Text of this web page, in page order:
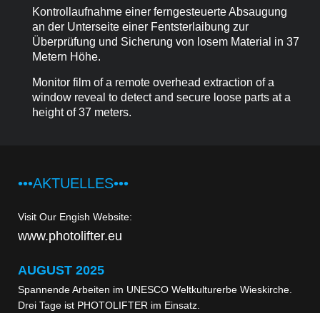
Kontrollaufnahme einer ferngesteuerte Absaugung
an der Unterseite einer Fentsterlaibung zur
Überprüfung und Sicherung von losem Material in 37
Metern Höhe.
Monitor film of a remote overhead extraction of a
window reveal to detect and secure loose parts at a
height of 37 meters.
•••AKTUELLES•••
Visit Our Engish Website:
www.photolifter.eu
AUGUST 2025
Spannende Arbeiten im UNESCO Weltkulturerbe Wieskirche.
Drei Tage ist PHOTOLIFTER im Einsatz.